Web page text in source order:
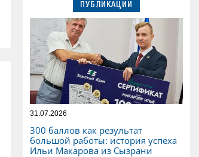
ПУБЛИКАЦИИ
31.07.2026
300 баллов как результат
большой работы: история успеха
Ильи Макарова из Сызрани